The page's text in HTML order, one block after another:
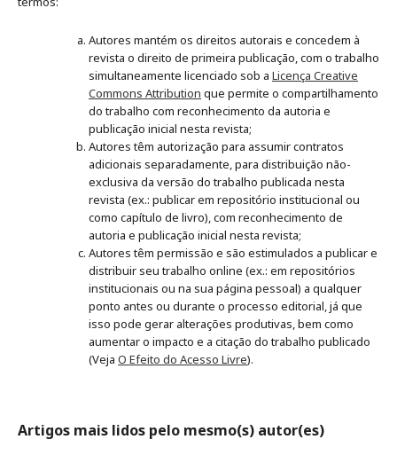
Autores mantém os direitos autorais e concedem à
revista o direito de primeira publicação, com o trabalho
simultaneamente licenciado sob a Licença Creative
Commons Attribution que permite o compartilhamento
do trabalho com reconhecimento da autoria e
publicação inicial nesta revista;
Autores têm autorização para assumir contratos
adicionais separadamente, para distribuição não-
exclusiva da versão do trabalho publicada nesta
revista (ex.: publicar em repositório institucional ou
como capítulo de livro), com reconhecimento de
autoria e publicação inicial nesta revista;
Autores têm permissão e são estimulados a publicar e
distribuir seu trabalho online (ex.: em repositórios
institucionais ou na sua página pessoal) a qualquer
ponto antes ou durante o processo editorial, já que
isso pode gerar alterações produtivas, bem como
aumentar o impacto e a citação do trabalho publicado
(Veja O Efeito do Acesso Livre).
Artigos mais lidos pelo mesmo(s) autor(es)